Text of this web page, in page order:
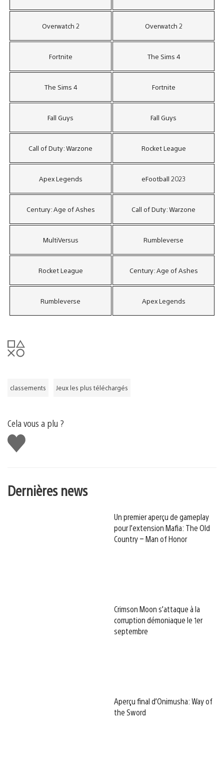
Overwatch 2 Overwatch 2
Fortnite The Sims 4
The Sims 4 Fortnite
Fall Guys Fall Guys
Call of Duty: Warzone Rocket League
Apex Legends eFootball 2023
Century: Age of Ashes Call of Duty: Warzone
MultiVersus Rumbleverse
Rocket League Century: Age of Ashes
Rumbleverse Apex Legends
classements Jeux les plus téléchargés
Cela vous a plu ?
J'aime
Dernières news
Un premier aperçu de gameplay
pour l’extension Mafia: The Old
Country – Man of Honor
Crimson Moon s’attaque à la
corruption démoniaque le 1er
septembre
Aperçu final d’Onimusha: Way of
the Sword